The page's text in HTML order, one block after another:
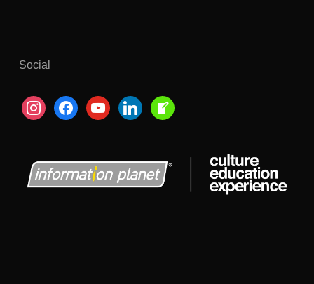
Social
instagramfacebookyoutubelinkedinwelcome-